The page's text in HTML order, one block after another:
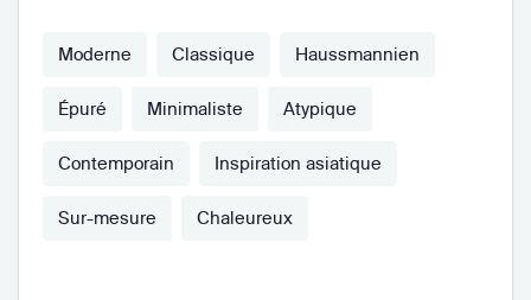
Moderne Classique Haussmannien
Épuré Minimaliste Atypique
Contemporain Inspiration asiatique
Sur-mesure Chaleureux